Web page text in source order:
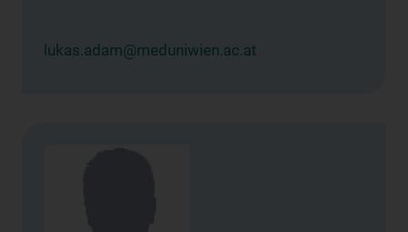
lukas.adam@meduniwien.ac.at